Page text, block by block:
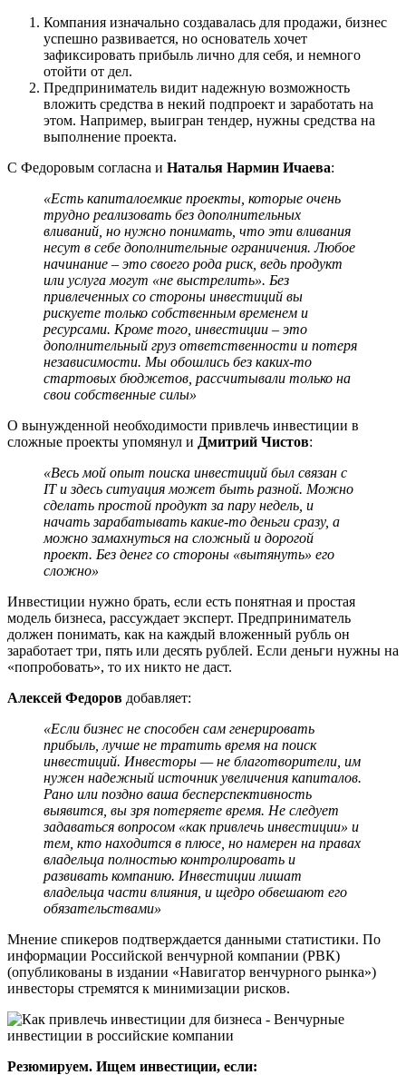
Компания изначально создавалась для продажи, бизнес
успешно развивается, но основатель хочет
зафиксировать прибыль лично для себя, и немного
отойти от дел.
Предприниматель видит надежную возможность
вложить средства в некий подпроект и заработать на
этом. Например, выигран тендер, нужны средства на
выполнение проекта.
С Федоровым согласна и Наталья Нармин Ичаева:
«Есть капиталоемкие проекты, которые очень
трудно реализовать без дополнительных
вливаний, но нужно понимать, что эти вливания
несут в себе дополнительные ограничения. Любое
начинание – это своего рода риск, ведь продукт
или услуга могут «не выстрелить». Без
привлеченных со стороны инвестиций вы
рискуете только собственным временем и
ресурсами. Кроме того, инвестиции – это
дополнительный груз ответственности и потеря
независимости. Мы обошлись без каких-то
стартовых бюджетов, рассчитывали только на
свои собственные силы»
О вынужденной необходимости привлечь инвестиции в
сложные проекты упомянул и Дмитрий Чистов:
«Весь мой опыт поиска инвестиций был связан с
IT и здесь ситуация может быть разной. Можно
сделать простой продукт за пару недель, и
начать зарабатывать какие-то деньги сразу, а
можно замахнуться на сложный и дорогой
проект. Без денег со стороны «вытянуть» его
сложно»
Инвестиции нужно брать, если есть понятная и простая
модель бизнеса, рассуждает эксперт. Предприниматель
должен понимать, как на каждый вложенный рубль он
заработает три, пять или десять рублей. Если деньги нужны на
«попробовать», то их никто не даст.
Алексей Федоров добавляет:
«Если бизнес не способен сам генерировать
прибыль, лучше не тратить время на поиск
инвестиций. Инвесторы — не благотворители, им
нужен надежный источник увеличения капиталов.
Рано или поздно ваша бесперспективность
выявится, вы зря потеряете время. Не следует
задаваться вопросом «как привлечь инвестиции» и
тем, кто находится в плюсе, но намерен на правах
владельца полностью контролировать и
развивать компанию. Инвестиции лишат
владельца части влияния, и щедро обвешают его
обязательствами»
Мнение спикеров подтверждается данными статистики. По
информации Российской венчурной компании (РВК)
(опубликованы в издании «Навигатор венчурного рынка»)
инвесторы стремятся к минимизации рисков.
Резюмируем. Ищем инвестиции, если: